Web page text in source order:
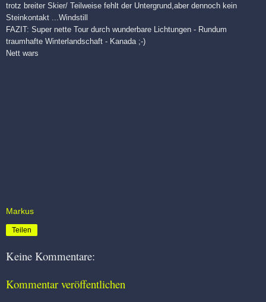
trotz breiter Skier/ Teilweise fehlt der Untergrund,aber dennoch kein
Steinkontakt ...Windstill
FAZIT: Super nette Tour durch wunderbare Lichtungen - Rundum
traumhafte Winterlandschaft - Kanada ;-)
Nett wars
Markus
Teilen
Keine Kommentare:
Kommentar veröffentlichen